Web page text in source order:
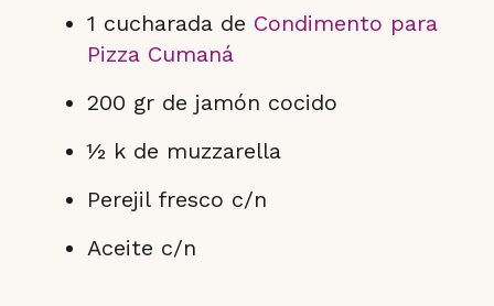
1 cucharada de Condimento para
Pizza Cumaná
200 gr de jamón cocido
½ k de muzzarella
Perejil fresco c/n
Aceite c/n